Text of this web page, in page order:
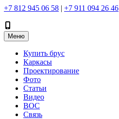
+7 812 945 06 58 | +7 911 094 26 46
Меню
Купить брус
Каркасы
Проектирование
Фото
Статьи
Видео
ВОС
Связь